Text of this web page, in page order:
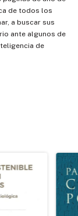
de todos los
a buscar sus
ante algunos de
de